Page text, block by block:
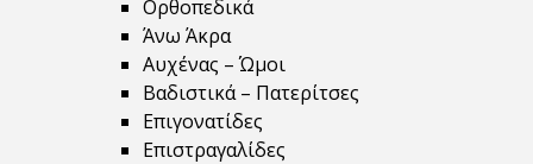
Ορθοπεδικά
Άνω Άκρα
Αυχένας – Ώμοι
Βαδιστικά – Πατερίτσες
Επιγονατίδες
Επιστραγαλίδες